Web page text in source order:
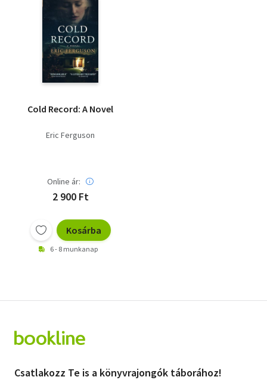
Cold Record: A Novel
Eric Ferguson
Online ár:
2 900 Ft
Kosárba
6 - 8 munkanap
Csatlakozz Te is a könyvrajongók táborához!